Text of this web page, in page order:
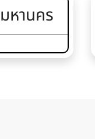
หานคร